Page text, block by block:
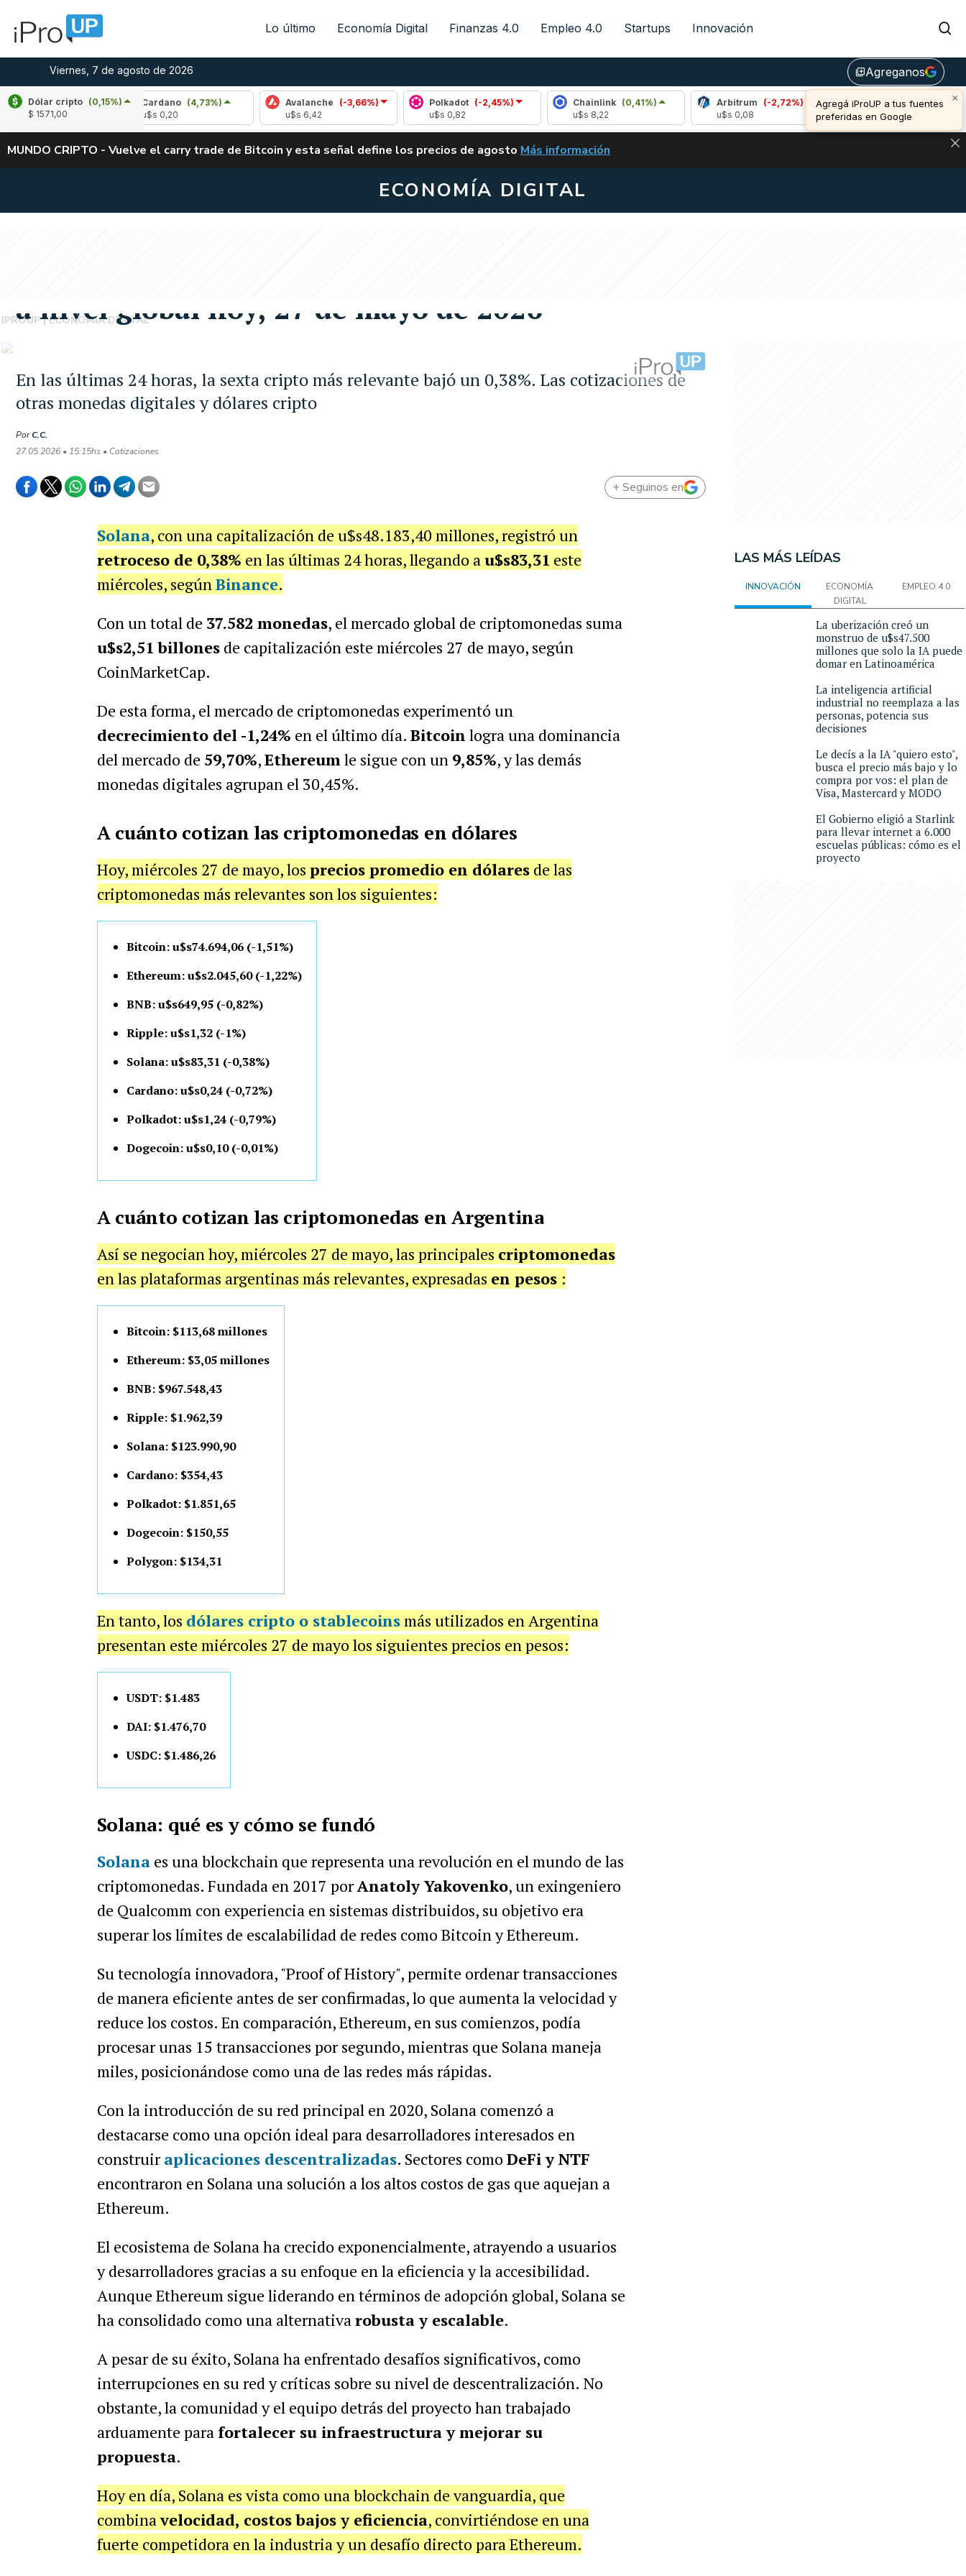
Lo último Economía Digital Finanzas 4.0 Empleo 4.0 Startups Innovación
Viernes, 7 de agosto de 2026 library_addAgreganos
×
Agregá iProUP a tus fuentes
preferidas en Google
Dólar cripto (0,15%)
$ 1571,00
2,29%) Cardano (4,73%)
Avalanche (-3,66%)
Polkadot (-2,45%)
Chainlink
(0,41%)
Arbitrum (-2,72%)
Bitcoin (-0,32%)
u$s 64.325,00
ALERTA
MUNDO CRIPTO - Vuelve el carry trade de Bitcoin y esta señal define los precios de agosto VUELVE EL CARRY TRADE DE BITCOIN Y ESTA SEÑAL DEFINE LOS PRECIOS DE
Más información
ECONOMÍA DIGITAL
En las últimas 24 horas, la sexta cripto más relevante bajó un 0,38%. Las cotizaciones de
otras monedas digitales y dólares cripto
IPROUP ECONOMÍA DIGITAL
PorC.C.
27.05.2026 • 15:15hs • Cotizaciones
a nivel global hoy, 27 de mayo de 2026
+ Seguinos en
Solana, con una capitalización de u$s48.183,40 millones, registró un
retroceso de 0,38% en las últimas 24 horas, llegando au$s83,31 este
miércoles, segúnBinance.
Con un total de 37.582 monedas, el mercado global de criptomonedas suma
u$s2,51 billonesde capitalización este miércoles 27 de mayo, según
CoinMarketCap.
De esta forma, el mercado de criptomonedas experimentó un
decrecimiento del -1,24% en el último día. Bitcoin logra una dominancia
del mercado de 59,70%,Ethereum le sigue con un 9,85%, y las demás
monedas digitales agrupan el 30,45%.
A cuánto cotizan las criptomonedas en dólares
Hoy, miércoles 27 de mayo, los precios promedio en dólaresde las
criptomonedas más relevantes son los siguientes:
Bitcoin: u$s74.694,06 (-1,51%)
Ethereum: u$s2.045,60 (-1,22%)
BNB: u$s649,95 (-0,82%)
Ripple: u$s1,32 (-1%)
Solana: u$s83,31 (-0,38%)
Cardano: u$s0,24 (-0,72%)
Polkadot: u$s1,24 (-0,79%)
Dogecoin: u$s0,10 (-0,01%)
A cuánto cotizan las criptomonedas en Argentina
Así se negocian hoy, miércoles 27 de mayo, las principales criptomonedas
en las plataformas argentinas más relevantes, expresadas en pesos:
Bitcoin: $113,68 millones
Ethereum: $3,05 millones
BNB: $967.548,43
Ripple: $1.962,39
Solana: $123.990,90
Cardano: $354,43
Polkadot: $1.851,65
Dogecoin: $150,55
Polygon: $134,31
En tanto, los dólares cripto o stablecoinsmás utilizados en Argentina
presentan este miércoles 27 de mayo los siguientes precios en pesos:
USDT: $1.483
DAI: $1.476,70
USDC: $1.486,26
Solana: qué es y cómo se fundó
Solanaes una blockchain que representa una revolución en el mundo de las
criptomonedas. Fundada en 2017 porAnatoly Yakovenko, un exingeniero
de Qualcomm con experiencia en sistemas distribuidos, su objetivo era
superar los límites de escalabilidad de redes como Bitcoin y Ethereum.
Su tecnología innovadora, "Proof of History", permite ordenar transacciones
de manera eficiente antes de ser confirmadas, lo que aumenta la velocidad y
reduce los costos. En comparación, Ethereum, en sus comienzos, podía
procesar unas 15 transacciones por segundo, mientras que Solana maneja
miles, posicionándose como una de las redes más rápidas.
Con la introducción de su red principal en 2020, Solana comenzó a
destacarse como una opción ideal para desarrolladores interesados en
construiraplicaciones descentralizadas. Sectores como DeFi y NTF
encontraron en Solana una solución a los altos costos de gas que aquejan a
Ethereum.
El ecosistema de Solana ha crecido exponencialmente, atrayendo a usuarios
y desarrolladores gracias a su enfoque en la eficiencia y la accesibilidad.
Aunque Ethereum sigue liderando en términos de adopción global, Solana se
ha consolidado como una alternativarobusta y escalable.
A pesar de su éxito, Solana ha enfrentado desafíos significativos, como
interrupciones en su red y críticas sobre su nivel de descentralización. No
obstante, la comunidad y el equipo detrás del proyecto han trabajado
arduamente para fortalecer su infraestructura y mejorar su
propuesta.
Hoy en día, Solana es vista como una blockchain de vanguardia, que
combinavelocidad, costos bajos y eficiencia, convirtiéndose en una
fuerte competidora en la industria y un desafío directo para Ethereum.
LAS MÁS LEÍDAS
INNOVACIÓN
ECONOMÍA
DIGITAL
EMPLEO 4.0
La uberización creó un
monstruo de u$s47.500
millones que solo la IA puede
domar en Latinoamérica
La inteligencia artificial
industrial no reemplaza a las
personas, potencia sus
decisiones
Le decís a la IA "quiero esto",
busca el precio más bajo y lo
compra por vos: el plan de
Visa, Mastercard y MODO
El Gobierno eligió a Starlink
para llevar internet a 6.000
escuelas públicas: cómo es el
proyecto